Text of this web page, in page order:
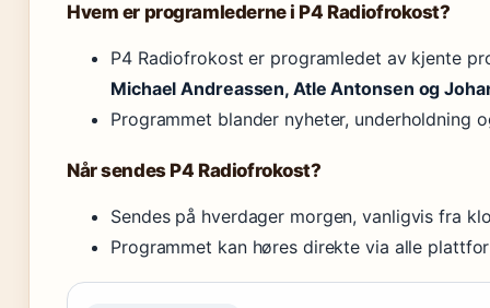
Hvem er programlederne i P4 Radiofrokost?
P4 Radiofrokost er programledet av kjente
Michael Andreassen, Atle Antonsen og
Programmet blander nyheter, underholdning
Når sendes P4 Radiofrokost?
Sendes på hverdager morgen, vanligvis fra
Programmet kan høres direkte via alle